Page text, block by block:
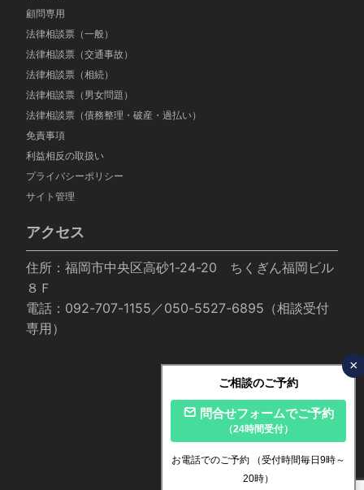
顧問専用
法律相談票（一般）
法律相談票（交通事故）
法律相談票（相続）
法律相談票（男女問題）
法律相談票（債務整理・破産・過払い）
免責事項
利益相反の取扱い
プライバシーポリシー
サイト管理
アクセス
住所：福岡市中央区高砂1-24-20 ちくぎん福岡ビル
８Ｆ
電話：092-707-1155／050-5527-6895（相談受付
専用）
ご相談のご予約
×
問合せフォームでご予約
（24時間受付）
お電話でのご予約
（受付時間毎日9時～
20時）